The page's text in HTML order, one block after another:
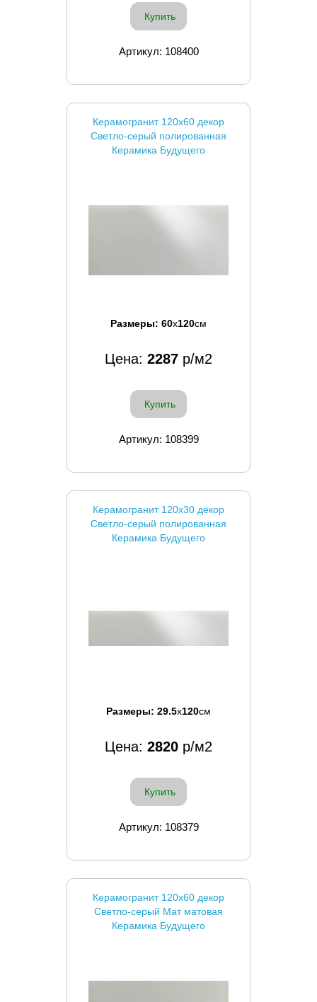
Купить
Артикул: 108400
Керамогранит 120x60 декор
Светло-серый полированная
Керамика Будущего
Размеры: 60x120см
Цена: 2287 р/м2
Купить
Артикул: 108399
Керамогранит 120x30 декор
Светло-серый полированная
Керамика Будущего
Размеры: 29.5x120см
Цена: 2820 р/м2
Купить
Артикул: 108379
Керамогранит 120x60 декор
Светло-серый Мат матовая
Керамика Будущего